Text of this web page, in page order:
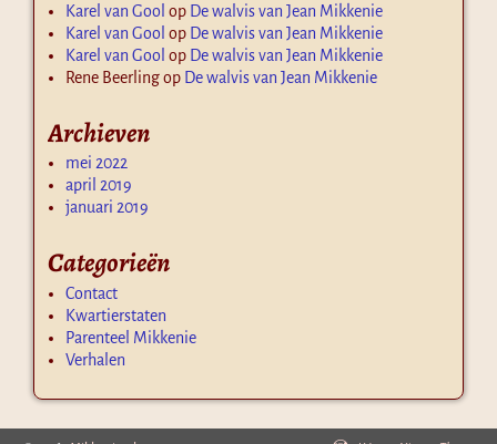
Karel van Gool op De walvis van Jean Mikkenie
Karel van Gool op De walvis van Jean Mikkenie
Karel van Gool op De walvis van Jean Mikkenie
Rene Beerlingop De walvis van Jean Mikkenie
Archieven
mei 2022
april 2019
januari 2019
Categorieën
Contact
Kwartierstaten
Parenteel Mikkenie
Verhalen